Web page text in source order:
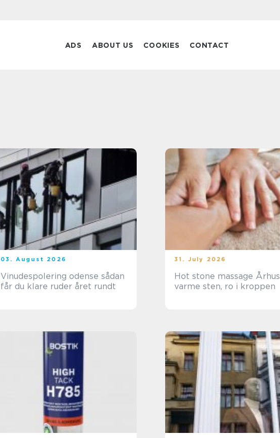
ADS ABOUT US COOKIES CONTACT
03. August 2026
Vinudespolering odense sådan
får du klare ruder året rundt
31. July 2026
Hot stone massage Århus
varme sten, ro i kroppen